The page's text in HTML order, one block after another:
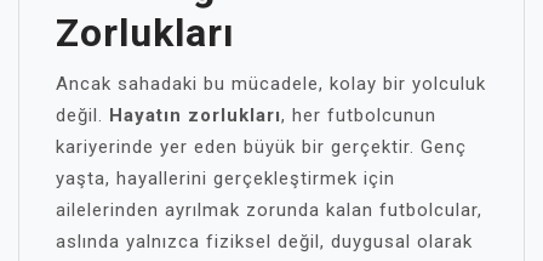
Zorlukları
Ancak sahadaki bu mücadele, kolay bir yolculuk
değil. Hayatın zorlukları, her futbolcunun
kariyerinde yer eden büyük bir gerçektir. Genç
yaşta, hayallerini gerçekleştirmek için
ailelerinden ayrılmak zorunda kalan futbolcular,
aslında yalnızca fiziksel değil, duygusal olarak